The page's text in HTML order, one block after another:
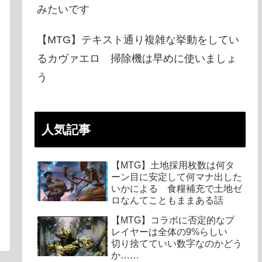
みたいです
【MTG】テキスト通り複雑な挙動をしてい
るカヴァエロ 掃除機は早めに使いましょ
う
人気記事
【MTG】土地採用枚数は何タ
ーン目に安定して何マナ出した
いかによる 食糧補充で土地ゼ
ロなんてこともままある話
【MTG】コラボに否定的なプ
レイヤーは全体の9%らしい
切り捨てていい数字なのかどう
か……